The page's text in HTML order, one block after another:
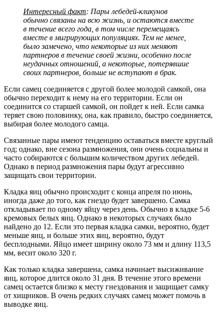
Интересный факт: Пары лебедей-кликунов
обычно связаны на всю жизнь, и остаются вместе
в течение всего года, в том числе перемещаясь
вместе в мигрирующих популяциях. Тем не менее,
было замечено, что некоторые из них меняют
партнеров в течение своей жизни, особенно после
неудачных отношений, а некоторые, потерявшие
своих партнеров, больше не вступают в брак.
Если самец соединяется с другой более молодой самкой, она
обычно переходит к нему на его территории. Если он
соединится со старшей самкой, он пойдет к ней. Если самка
теряет свою половинку, она, как правило, быстро соединяется,
выбирая более молодого самца.
Связанные пары имеют тенденцию оставаться вместе круглый
год; однако, вне сезона размножения, они очень социальны и
часто собираются с большим количеством других лебедей.
Однако в период размножения пары будут агрессивно
защищать свои территории.
Кладка яиц обычно происходит с конца апреля по июнь,
иногда даже до того, как гнездо будет завершено. Самка
откладывает по одному яйцу через день. Обычно в кладке 5-6
кремовых белых яиц. Однако в некоторых случаях было
найдено до 12. Если это первая кладка самки, вероятно, будет
меньше яиц, и больше этих яиц, вероятно, будут
бесплодными. Яйцо имеет ширину около 73 мм и длину 113,5
мм, весит около 320 г.
Как только кладка завершена, самка начинает высиживание
яиц, которое длится около 31 дня. В течение этого времени
самец остается близко к месту гнездования и защищает самку
от хищников. В очень редких случаях самец может помочь в
выводке яиц.